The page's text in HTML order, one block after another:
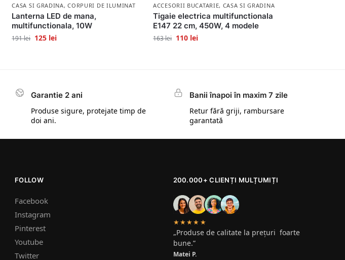
CASA SI GRADINA,CORPURI DE ILUMINAT
Lanterna LED de mana,
multifunctionala, 10W
191lei 125 lei
ACCESORII BUCATARIE, CASA SI GRADINA
Tigaie electrica multifunctionala
E147 22 cm, 450W, 4 modele
163lei 110 lei
Garantie 2 ani
Produse sigure, protejate timp de
doi ani.
Banii înapoi în maxim 7 zile
Retur fără griji, rambursare
garantată
FOLLOW
Facebook
Instagram
Pinterest
Youtube
Twitter
200.000+ CLIENȚI MULȚUMIȚI
★★★★★
„Produse de calitate la prețuri foarte
bune.”
Matei P.